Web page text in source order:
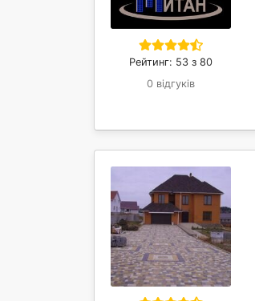
Рейтинг: 53 з 80
0 відгуків